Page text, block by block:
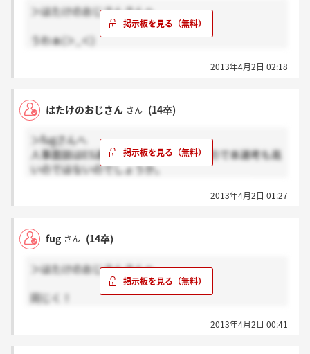
＞はたけのおじさんさんへ
うわぁ(＞_＜)
2013年4月2日 02:18
はたけのおじさん さん (14卒)
＞fugさんへ
人事面談はES通過率高かったみたいなので本選考も高
いのではないのでしょうか。
2013年4月2日 01:27
fug さん (14卒)
＞はたけのおじさんさんへ
同じく！
2013年4月2日 00:41